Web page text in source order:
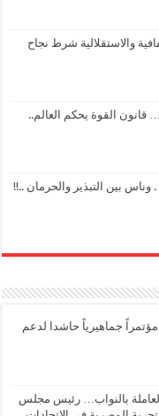
والاستقلالية شرط نجاح
القوة يحكم العالم..
بين التبذير والحرمان ..!!
جماهيرياً حاشدا لدعم
بالنواب… رئيس مجلس